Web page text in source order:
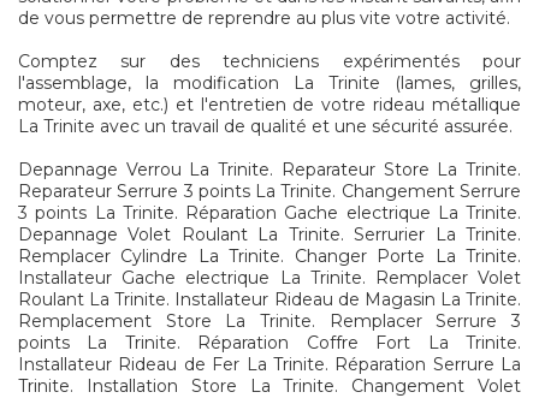
de vous permettre de reprendre au plus vite votre activité.
Comptez sur des techniciens expérimentés pour
l'assemblage, la modification La Trinite (lames, grilles,
moteur, axe, etc.) et l'entretien de votre rideau métallique
La Trinite avec un travail de qualité et une sécurité assurée.
Depannage Verrou La Trinite. Reparateur Store La Trinite.
Reparateur Serrure 3 points La Trinite. Changement Serrure
3 points La Trinite. Réparation Gache electrique La Trinite.
Depannage Volet Roulant La Trinite. Serrurier La Trinite.
Remplacer Cylindre La Trinite. Changer Porte La Trinite.
Installateur Gache electrique La Trinite. Remplacer Volet
Roulant La Trinite. Installateur Rideau de Magasin La Trinite.
Remplacement Store La Trinite. Remplacer Serrure 3
points La Trinite. Réparation Coffre Fort La Trinite.
Installateur Rideau de Fer La Trinite. Réparation Serrure La
Trinite. Installation Store La Trinite. Changement Volet